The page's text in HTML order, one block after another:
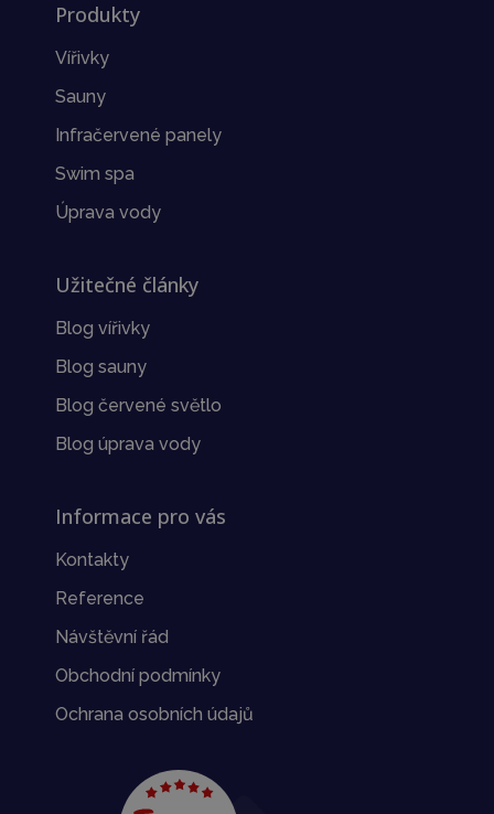
Produkty
Vířivky
Sauny
Infračervené panely
Swim spa
Úprava vody
Užitečné články
Blog vířivky
Blog sauny
Blog červené světlo
Blog úprava vody
Informace pro vás
Kontakty
Reference
Návštěvní řád
Obchodní podmínky
Ochrana osobních údajů